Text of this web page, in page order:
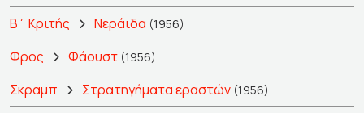
Β΄ Κριτής Νεράιδα (1956)
Φρος Φάουστ (1956)
Σκραμπ Στρατηγήματα εραστών (1956)